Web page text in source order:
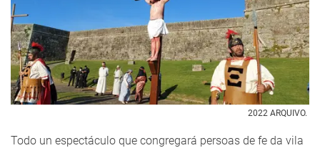
2022 ARQUIVO.
Todo un espectáculo que congregará persoas de fe da vila